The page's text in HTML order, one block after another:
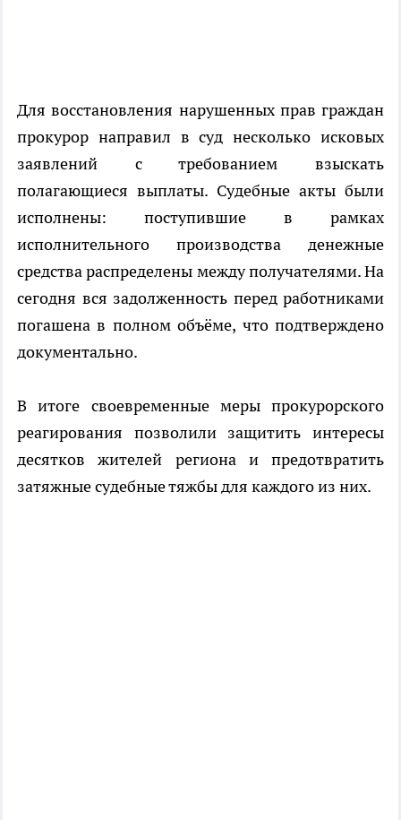
Для восстановления нарушенных прав граждан
прокурор направил в суд несколько исковых
заявлений с требованием взыскать
полагающиеся выплаты. Судебные акты были
исполнены: поступившие в рамках
исполнительного производства денежные
средства распределены между получателями. На
сегодня вся задолженность перед работниками
погашена в полном объёме, что подтверждено
документально.
В итоге своевременные меры прокурорского
реагирования позволили защитить интересы
десятков жителей региона и предотвратить
затяжные судебные тяжбы для каждого из них.